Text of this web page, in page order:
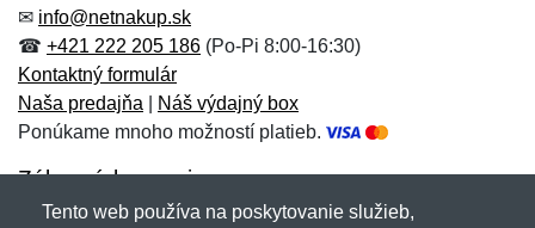
✉ info@netnakup.sk
☎ +421 222 205 186 (Po-Pi 8:00-16:30)
Kontaktný formulár
Naša predajňa
Náš výdajný box
Ponúkame mnoho možností platieb.
Zákaznícky servis
Novinky emailom
Tento web používa na poskytovanie služieb,